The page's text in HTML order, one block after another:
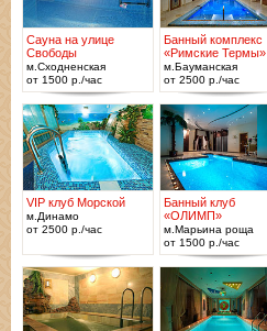
Сауна на улице
Свободы
м.Сходненская
от 1500 р./час
Банный комплекс
«Римские Термы»
м.Бауманская
от 2500 р./час
VIP клуб Морской
м.Динамо
от 2500 р./час
Банный клуб
«ОЛИМП»
м.Марьина роща
от 1500 р./час